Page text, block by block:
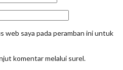
web saya pada peramban ini untuk
komentar melalui surel.